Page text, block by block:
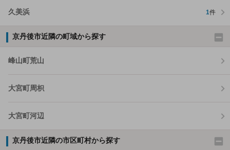
久美浜 1件
京丹後市近隣の町域から探す
峰山町荒山
大宮町周枳
大宮町河辺
京丹後市近隣の市区町村から探す